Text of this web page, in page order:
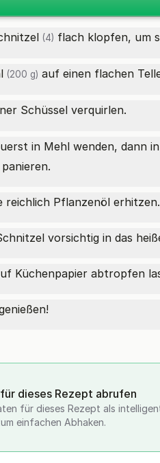
(4) flach klopfen, um
(200 g) auf einen flachen
Schüssel verquirlen.
in Mehl wenden, dann
reichlich Pflanzenöl erhitzen.
vorsichtig in das
Küchenpapier abtropfen
dieses Rezept abrufen
für dieses Rezept als
einfachen Abhaken.